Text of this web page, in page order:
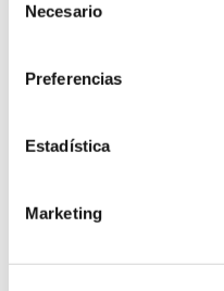
Necesario
Preferencias
Estadística
Marketing
2ª reunión Plenaria